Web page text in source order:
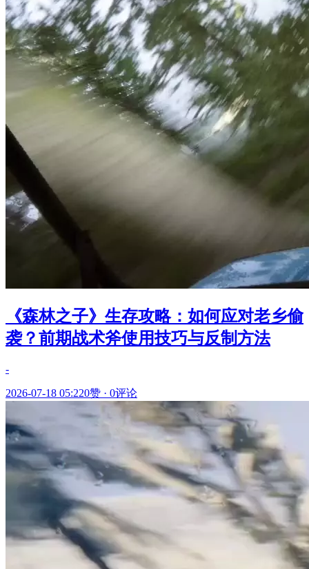
《森林之子》生存攻略：如何应对老乡偷
袭？前期战术斧使用技巧与反制方法
-
2026-07-18 05:220赞 · 0评论